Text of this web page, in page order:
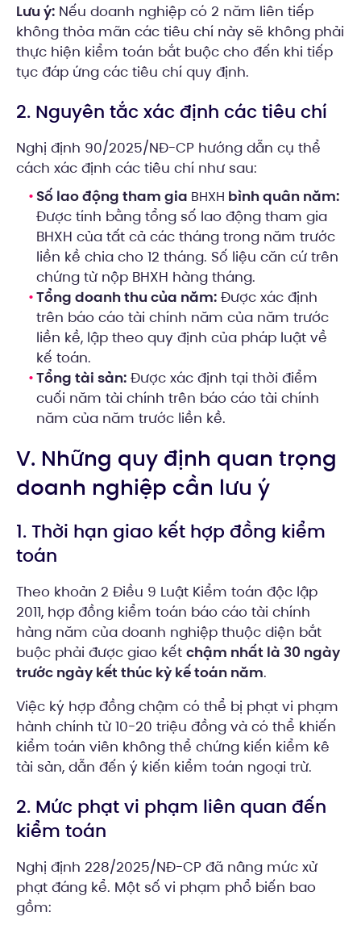
Lưu ý: Nếu doanh nghiệp có 2 năm liên tiếp
không thỏa mãn các tiêu chí này sẽ không phải
thực hiện kiểm toán bắt buộc cho đến khi tiếp
tục đáp ứng các tiêu chí quy định.
2. Nguyên tắc xác định các tiêu chí
Nghị định 90/2025/NĐ-CP hướng dẫn cụ thể
cách xác định các tiêu chí như sau:
Số lao động tham gia BHXH bình quân năm:
Được tính bằng tổng số lao động tham gia
BHXH của tất cả các tháng trong năm trước
liền kề chia cho 12 tháng. Số liệu căn cứ trên
chứng từ nộp BHXH hàng tháng.
Tổng doanh thu của năm: Được xác định
trên báo cáo tài chính năm của năm trước
liền kề, lập theo quy định của pháp luật về
kế toán.
Tổng tài sản: Được xác định tại thời điểm
cuối năm tài chính trên báo cáo tài chính
năm của năm trước liền kề.
V. Những quy định quan trọng
doanh nghiệp cần lưu ý
1. Thời hạn giao kết hợp đồng kiểm
toán
Theo khoản 2 Điều 9 Luật Kiểm toán độc lập
2011, hợp đồng kiểm toán báo cáo tài chính
hàng năm của doanh nghiệp thuộc diện bắt
buộc phải được giao kết chậm nhất là 30 ngày
trước ngày kết thúc kỳ kế toán năm.
Việc ký hợp đồng chậm có thể bị phạt vi phạm
hành chính từ 10-20 triệu đồng và có thể khiến
kiểm toán viên không thể chứng kiến kiểm kê
tài sản, dẫn đến ý kiến kiểm toán ngoại trừ.
2. Mức phạt vi phạm liên quan đến
kiểm toán
Nghị định 228/2025/NĐ-CP đã nâng mức xử
phạt đáng kể. Một số vi phạm phổ biến bao
gồm: